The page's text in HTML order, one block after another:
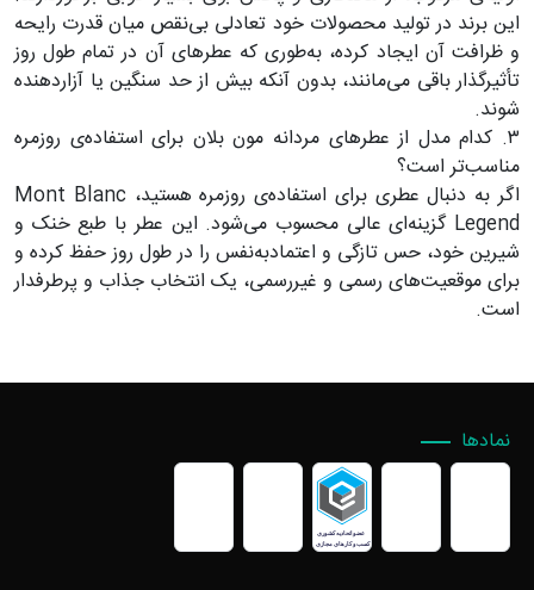
این برند در تولید محصولات خود تعادلی بی‌نقص میان قدرت رایحه
و ظرافت آن ایجاد کرده، به‌طوری که عطرهای آن در تمام طول روز
تأثیرگذار باقی می‌مانند، بدون آنکه بیش از حد سنگین یا آزاردهنده
شوند.
۳. کدام مدل از عطرهای مردانه مون بلان برای استفاده‌ی روزمره
مناسب‌تر است؟
اگر به دنبال عطری برای استفاده‌ی روزمره هستید، Mont Blanc
Legend گزینه‌ای عالی محسوب می‌شود. این عطر با طبع خنک و
شیرین خود، حس تازگی و اعتمادبه‌نفس را در طول روز حفظ کرده و
برای موقعیت‌های رسمی و غیررسمی، یک انتخاب جذاب و پرطرفدار
است.
نمادها